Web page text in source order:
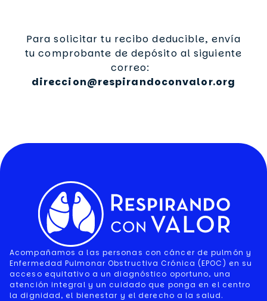
Para solicitar tu recibo deducible, envía
tu comprobante de depósito al siguiente
correo:
direccion@respirandoconvalor.org
Acompañamos a las personas con cáncer de pulmón y
Enfermedad Pulmonar Obstructiva Crónica (EPOC) en su
acceso equitativo a un diagnóstico oportuno, una
atención integral y un cuidado que ponga en el centro
la dignidad, el bienestar y el derecho a la salud.